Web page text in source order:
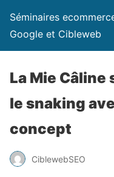
Séminaires
Google et Cibleweb
La Mie
le snaking
concept
CiblewebSEO